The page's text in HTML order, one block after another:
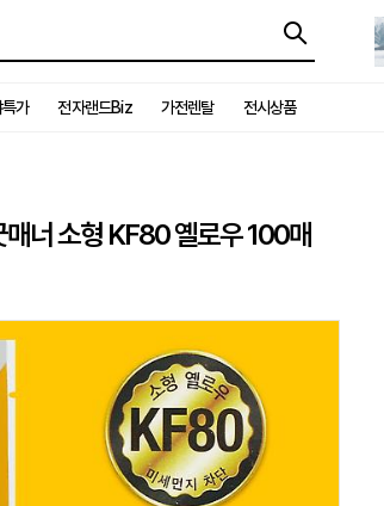
가 전자랜드Biz 가전렌탈 전시상품
너 소형 KF80 옐로우 100매